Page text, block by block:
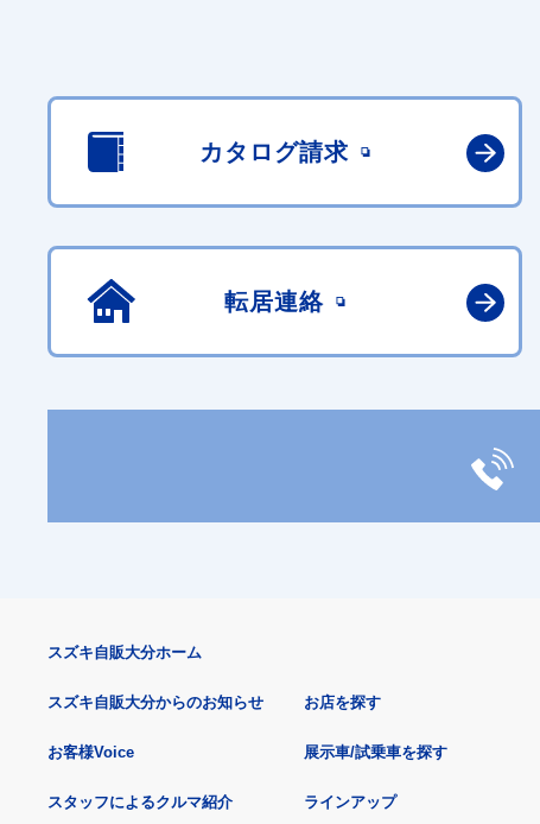
カタログ請求
転居連絡
スズキ自販大分ホーム
スズキ自販大分からのお知らせ
お客様Voice
スタッフによるクルマ紹介
お店を探す
展示車/試乗車を探す
ラインアップ